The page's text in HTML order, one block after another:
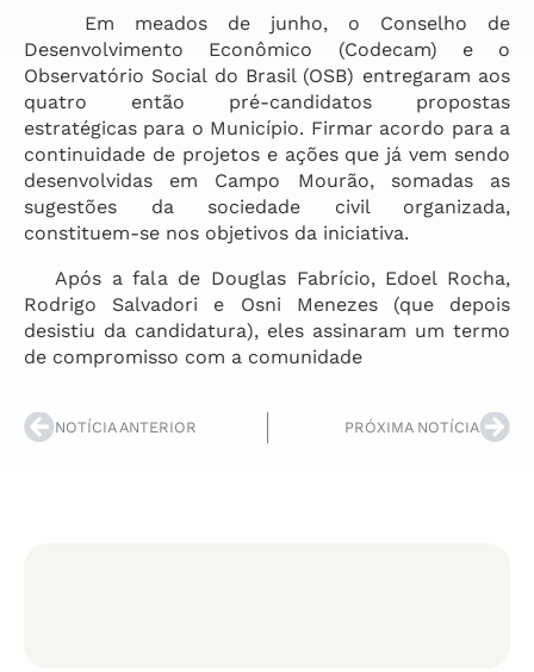
Em meados de junho, o Conselho de
Desenvolvimento Econômico (Codecam) e o
Observatório Social do Brasil (OSB) entregaram aos
quatro então pré-candidatos propostas
estratégicas para o Município. Firmar acordo para a
continuidade de projetos e ações que já vem sendo
desenvolvidas em Campo Mourão, somadas as
sugestões da sociedade civil organizada,
constituem-se nos objetivos da iniciativa.
Após a fala de Douglas Fabrício, Edoel Rocha,
Rodrigo Salvadori e Osni Menezes (que depois
desistiu da candidatura), eles assinaram um termo
de compromisso com a comunidade
NOTÍCIA ANTERIOR PRÓXIMA NOTÍCIA